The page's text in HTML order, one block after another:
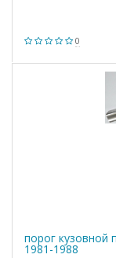
0
порог кузовной
1981-1988